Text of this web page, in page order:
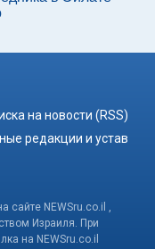
на новости (RSS)
редакции и устав
NEWSru.co.il ,
Израиля. При
на NEWSru.co.il